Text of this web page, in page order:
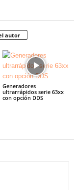
autor
Generadores
ultrarrápidos serie 63xx
con opción DDS